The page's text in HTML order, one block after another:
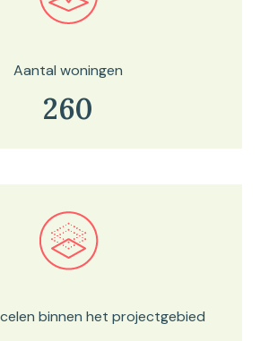
in onze kaartviewer
Aantal woningen
260
in onze kaartviewer
binnen het projectgebied